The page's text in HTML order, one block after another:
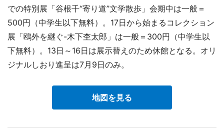
での特別展「谷根千“寄り道”文学散歩」会期中は一般＝
500円（中学生以下無料）。17日から始まるコレクション
展「鴎外を継ぐ-木下杢太郎」は一般＝300円（中学生以
下無料）。13日～16日は展示替えのため休館となる。オリ
ジナルしおり進呈は7月9日のみ。
地図を見る